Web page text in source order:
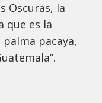
Oscuras, la
que es la
pacaya,